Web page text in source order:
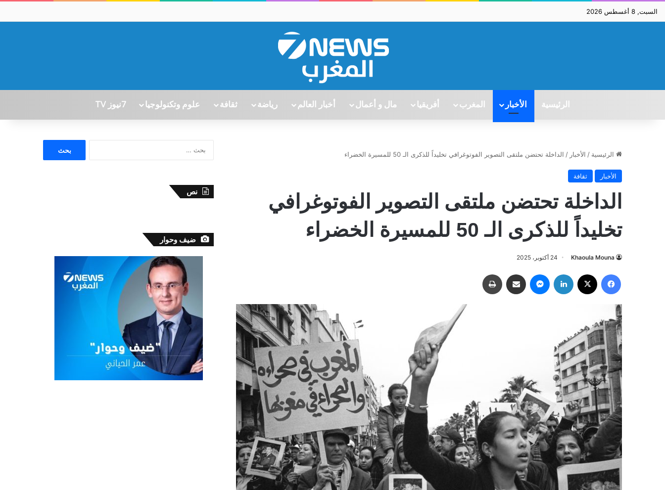
السبت, 8 أغسطس 2026
الرئيسية الأخبار المغرب أفريقيا مال و أعمال أخبار العالم رياضة ثقافة علوم وتكنولوجيا 7نيوز TV
الرئيسية / الأخبار / الداخلة تحتضن ملتقى التصوير الفوتوغرافي تخليداً للذكرى الـ 50 للمسيرة الخضراء
الأخبار ثقافة
الداخلة تحتضن ملتقى التصوير الفوتوغرافي
تخليداً للذكرى الـ 50 للمسيرة الخضراء
Khaoula Mouna 24 أكتوبر، 2025
نص
ضيف وحوار